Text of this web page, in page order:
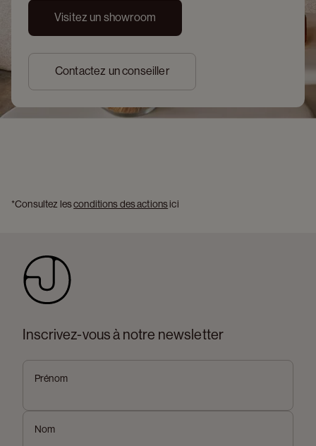
Visitez un showroom
Contactez un conseiller
*Consultez les conditions des actions ici
Inscrivez-vous à notre newsletter
Prénom
Nom